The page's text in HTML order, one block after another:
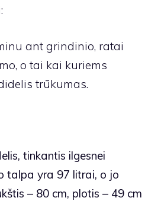
ant grindinio, ratai
o tai kai kuriems
trūkumas.
tinkantis ilgesnei
talpa yra 97 litrai, o jo
– 80 cm, plotis – 49 cm